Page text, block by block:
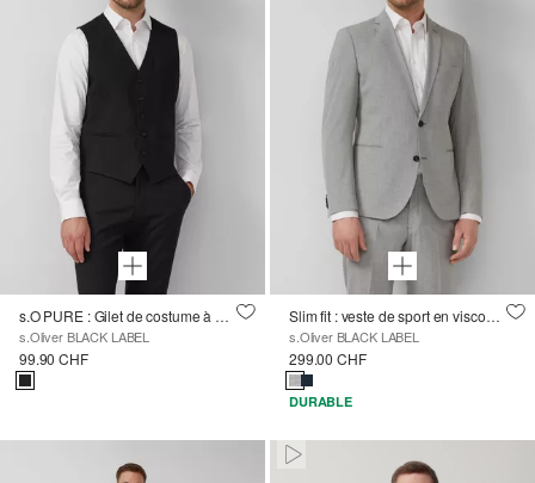
s.O PURE : Gilet de costume à coupe étroite
s.Oliver BLACK LABEL
99.90 CHF
Slim fit : veste de sport en viscose mélangée
s.Oliver BLACK LABEL
299.00 CHF
DURABLE
Paused • Muted